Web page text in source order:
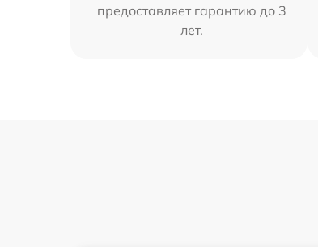
предоставляет гарантию до 3
лет.